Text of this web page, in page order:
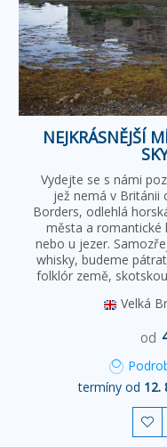
NEJKRÁSNĚJŠÍ
Vydejte se s námi
jež nemá v Británii
Borders, odlehlá
města a romantické
nebo u jezer.
whisky, budeme
folklór země,
Velká
od
termíny od 12.
